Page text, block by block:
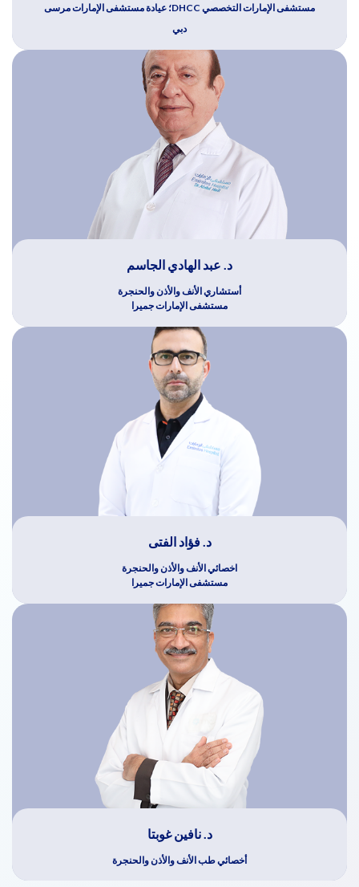
مستشفى الإمارات التخصصي DHCC؛ عيادة مستشفى الإمارات مرسى
دبي
د. عبد الهادي الجاسم
أستشاري الأنف والأذن والحنجرة
مستشفى الإمارات جميرا
د. فؤاد الفتى
اخصائي الأنف والأذن والحنجرة
مستشفى الإمارات جميرا
د. نافين غوبتا
أخصائي طب الأنف والأذن والحنجرة